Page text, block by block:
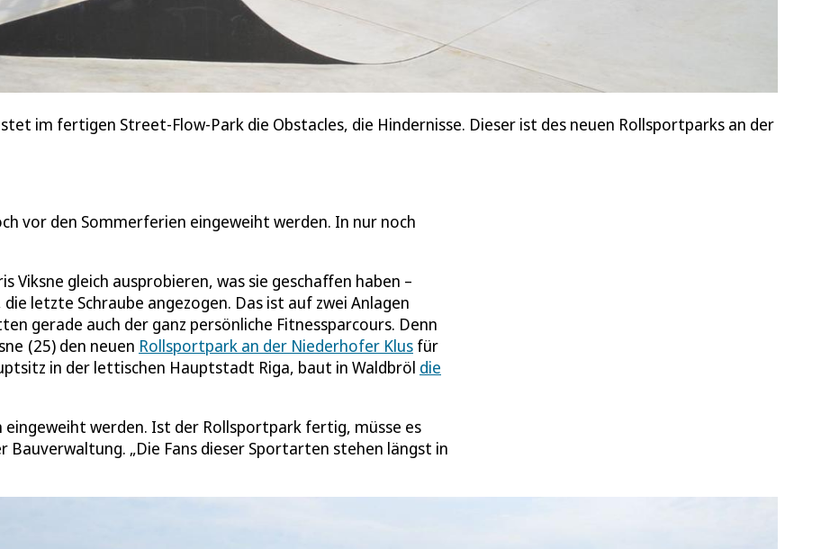
im fertigen Street-Flow-Park die Obstacles, die Hindernisse. Dieser ist des neuen Rollsportparks an der
vor den Sommerferien eingeweiht werden. In nur noch
Viksne gleich ausprobieren, was sie geschaffen haben –
letzte Schraube angezogen. Das ist auf zwei Anlagen
gerade auch der ganz persönliche Fitnessparcours. Denn
(25) den neuen Rollsportpark an der Niederhofer Klus für
in der lettischen Hauptstadt Riga, baut in Waldbröl die
werden. Ist der Rollsportpark fertig, müsse es
Bauverwaltung. „Die Fans dieser Sportarten stehen längst in